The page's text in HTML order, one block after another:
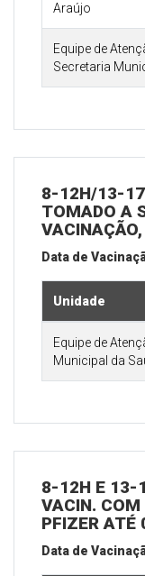
Araújo
Equipe de
Secretaria
8-12H/13-
TOMADO A
Data de
Unidade
Equipe de
Municipal da
8-12H E 13-
VACIN.
PFIZER
Data de